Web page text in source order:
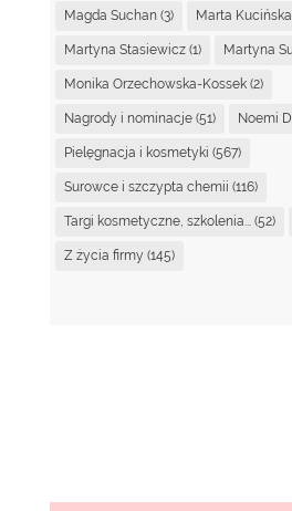
Magda Suchan(3) Marta Kucińska
Martyna Stasiewicz(1) Martyna
Monika Orzechowska-Kossek(2)
Nagrody i nominacje(51) Noemi
Pielęgnacja i kosmetyki (567)
Surowce i szczypta chemii (116)
Targi kosmetyczne, szkolenia...(52)
Z życia firmy (145)